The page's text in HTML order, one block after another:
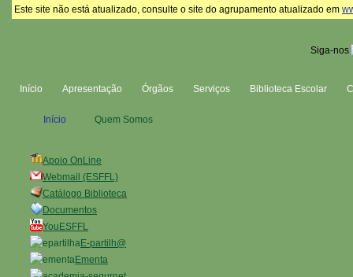
Este site não está atualizado, consulte o site do agrupamento atualizado em
Siga-nos
Início Apresentação Órgãos Serviços Biblioteca Escolar
Apoio OnLine
Webmail (ESFFL)
Catálogo Biblioteca
Documentos
YouESFFL
E-partilh@
Ementa
Início Quem Somos